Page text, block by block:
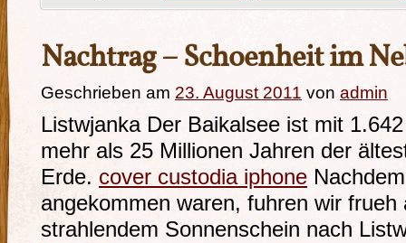
Nachtrag – Schoenheit im
Geschrieben am 23. August 2011 von admin
Listwjanka Der Baikalsee ist mit
mehr als 25 Millionen Jahren der
Erde. cover custodia iphone
angekommen waren, fuhren wir frueh
strahlendem Sonnenschein nach